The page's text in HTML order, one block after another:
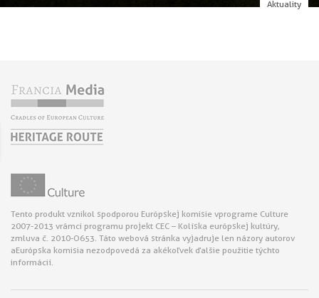
Aktuality
Tento produkt vznikol s podporou Európskej komisie v programe Culture
2007-2013 v rámci programu projekt CEC – Kolíska európskej kultúry,
zmluva č. 2010-O653. Táto webová stránka vyjadruje len názory autorov
a Európska komisia nezodpovedá za akékoľvek ďalšie použitie týchto
informácií.